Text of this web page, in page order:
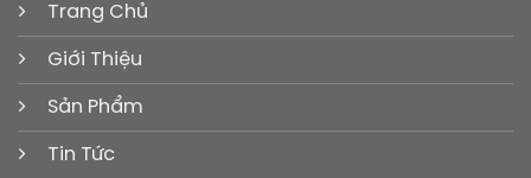
Trang Chủ
Giới Thiệu
Sản Phẩm
Tin Tức